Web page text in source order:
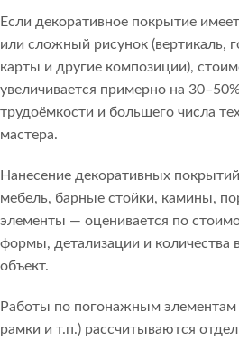
Если декоративное покрытие
или сложный рисунок (вертикаль,
карты и другие композиции),
увеличивается примерно на
трудоёмкости и большего числа
мастера.
Нанесение декоративных
мебель, барные стойки, камины,
элементы — оценивается по
формы, детализации и количества
объект.
Работы по погонажным элементам
рамки и т.п.) рассчитываются